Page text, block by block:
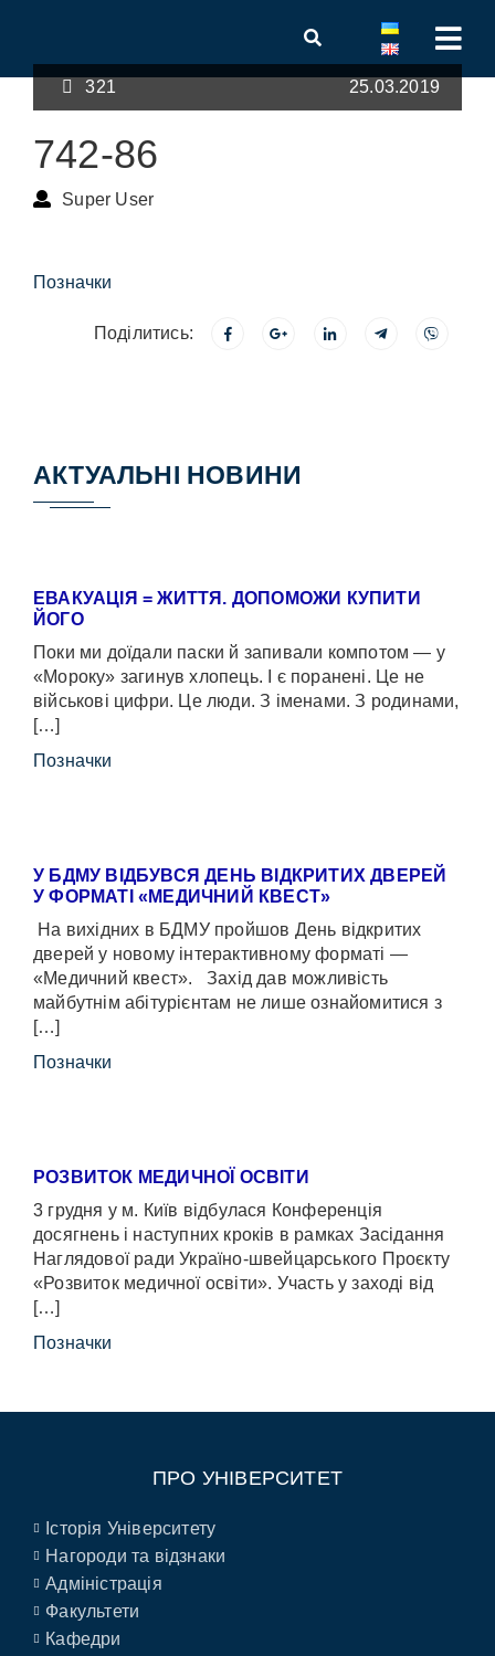
321 25.03.2019
742-86
Super User
Позначки
Поділитись:
АКТУАЛЬНІ НОВИНИ
ЕВАКУАЦІЯ = ЖИТТЯ. ДОПОМОЖИ КУПИТИ
ЙОГО
Поки ми доїдали паски й запивали компотом — у
«Мороку» загинув хлопець. І є поранені. Це не
військові цифри. Це люди. З іменами. З родинами,
[…]
Позначки
У БДМУ ВІДБУВСЯ ДЕНЬ ВІДКРИТИХ ДВЕРЕЙ
У ФОРМАТІ «МЕДИЧНИЙ КВЕСТ»
На вихідних в БДМУ пройшов День відкритих
дверей у новому інтерактивному форматі —
«Медичний квест». Захід дав можливість
майбутнім абітурієнтам не лише ознайомитися з
[…]
Позначки
РОЗВИТОК МЕДИЧНОЇ ОСВІТИ
3 грудня у м. Київ відбулася Конференція
досягнень і наступних кроків в рамках Засідання
Наглядової ради Україно-швейцарського Проєкту
«Розвиток медичної освіти». Участь у заході від
[…]
Позначки
ПРО УНІВЕРСИТЕТ
Історія Університету
Нагороди та відзнаки
Адміністрація
Факультети
Кафедри